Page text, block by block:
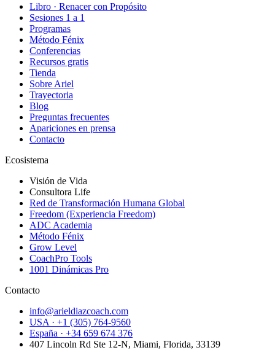
Libro · Renacer con Propósito
Sesiones 1 a 1
Programas
Método Fénix
Conferencias
Recursos gratis
Tienda
Sobre Ariel
Trayectoria
Blog
Preguntas frecuentes
Apariciones en prensa
Contacto
Ecosistema
Visión de Vida
Consultora Life
Red de Transformación Humana Global
Freedom (Experiencia Freedom)
ADC Academia
Método Fénix
Grow Level
CoachPro Tools
1001 Dinámicas Pro
Contacto
info@arieldiazcoach.com
USA · +1 (305) 764-9560
España · +34 659 674 376
407 Lincoln Rd Ste 12-N, Miami, Florida, 33139